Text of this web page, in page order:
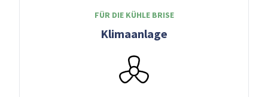
FÜR DIE KÜHLE BRISE
Klimaanlage